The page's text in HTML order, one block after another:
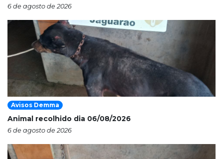
6 de agosto de 2026
Avisos Demma
Animal recolhido dia 06/08/2026
6 de agosto de 2026